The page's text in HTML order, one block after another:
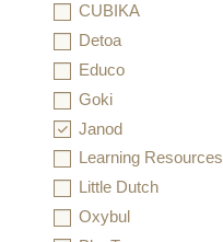
CUBIKA
Detoa
Educo
Goki
Janod
Learning Resources
Little Dutch
Oxybul